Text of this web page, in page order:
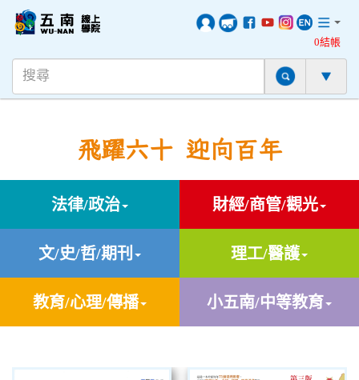
0結帳
飛躍六十 迎向百年
法律/政治 財經/商管/觀光
文/史/哲/期刊 理工/醫護
教育/心理/傳播 小五南/中等教育